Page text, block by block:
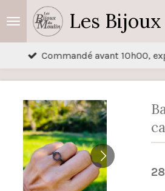
Passer
Commandé avant 10h00,